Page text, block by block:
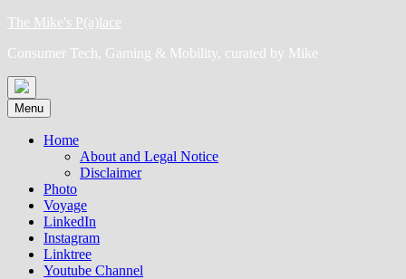
Skip
content
The Mike's P(a)lace
Consumer Tech, Gaming & Mobility, curated by Mike
Menu
Home
About and Legal Notice
Disclaimer
Photo
Voyage
LinkedIn
Instagram
Linktree
Youtube Channel